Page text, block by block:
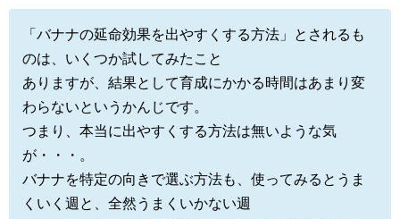
「バナナの延命効果を出やすくする方法」とされるも
のは、いくつか試してみたこと
ありますが、結果として育成にかかる時間はあまり変
わらないというかんじです。
つまり、本当に出やすくする方法は無いような気
が・・・。
バナナを特定の向きで選ぶ方法も、使ってみるとうま
くいく週と、全然うまくいかない週